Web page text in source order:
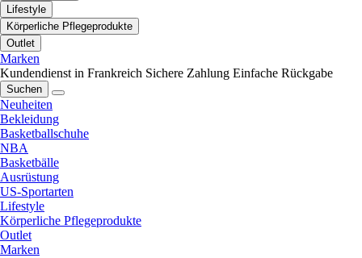
Lifestyle
Körperliche Pflegeprodukte
Outlet
Marken
Kundendienst in Frankreich Sichere Zahlung Einfache Rückgabe
Suchen
Neuheiten
Bekleidung
Basketballschuhe
NBA
Basketbälle
Ausrüstung
US-Sportarten
Lifestyle
Körperliche Pflegeprodukte
Outlet
Marken